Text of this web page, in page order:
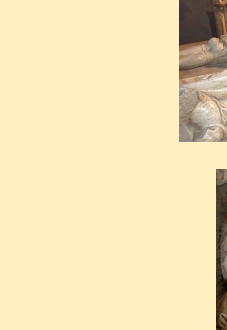
Louis
Bourbon se retira dans son
était passé comme celui
fleurons et soutiens de la
âme aux terres qui le
promesse d'un contre-don,
soutien qu'il entendait
Louis y fit édifier une
pour la distinguer de la «
Cette chapelle différait des
tant par sa taille que par
son emplacement derrière
faste de la liturgie qui y
l'origine, elle ne devait pas
souhaitait reposer dans le
prieraient pour lui. La
le maître-autel devant son